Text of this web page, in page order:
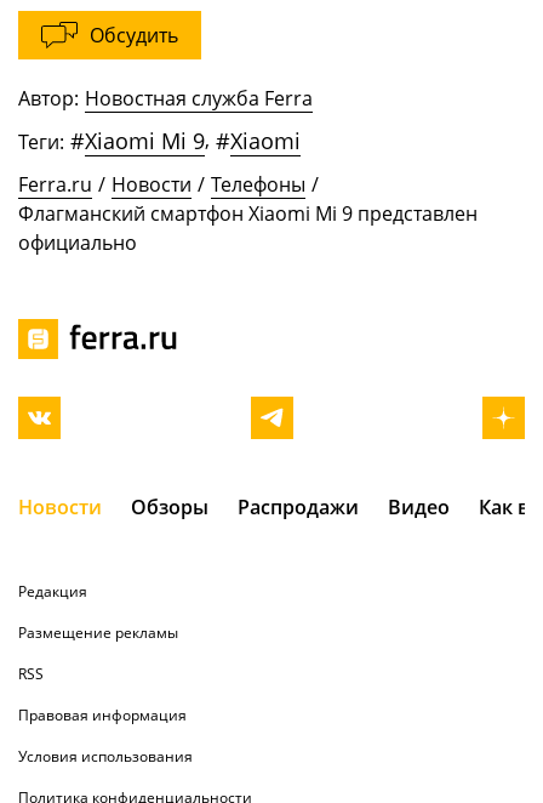
Обсудить
Автор: Новостная служба Ferra
Теги: #Xiaomi Mi 9, #Xiaomi
Ferra.ru / Новости / Телефоны /
Флагманский смартфон Xiaomi Mi 9 представлен
официально
Новости Обзоры Распродажи Видео Как
Редакция
Размещение рекламы
RSS
Правовая информация
Условия использования
Политика конфиденциальности